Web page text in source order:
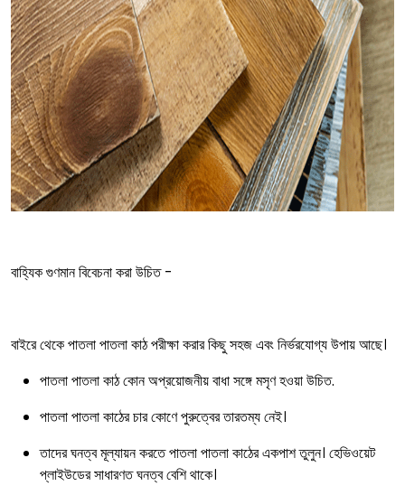
বাহ্যিক গুণমান বিবেচনা করা উচিত -
বাইরে থেকে পাতলা পাতলা কাঠ পরীক্ষা করার কিছু সহজ এবং নির্ভরযোগ্য উপায় আছে।
পাতলা পাতলা কাঠ কোন অপ্রয়োজনীয় বাধা সঙ্গে মসৃণ হওয়া উচিত.
পাতলা পাতলা কাঠের চার কোণে পুরুত্বের তারতম্য নেই।
তাদের ঘনত্ব মূল্যায়ন করতে পাতলা পাতলা কাঠের একপাশ তুলুন। হেভিওয়েট
প্লাইউডের সাধারণত ঘনত্ব বেশি থাকে।